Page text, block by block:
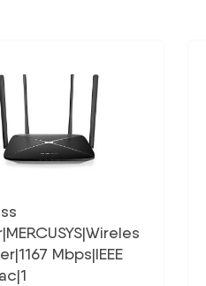
Mbps|IEEE